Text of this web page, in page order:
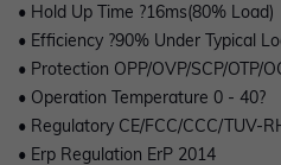
• Hold Up Time ?16ms(80% Load)
• Efficiency ?90% Under Typical
• Protection OPP/OVP/SCP/OTP/
• Operation Temperature 0 - 40?
• Regulatory CE/FCC/CCC/TUV-
• Erp Regulation ErP 2014